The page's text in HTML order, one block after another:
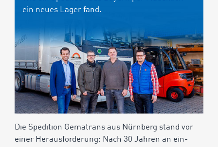
ein neues Lager fand.
Die Spedition Gematrans aus Nürnberg stand vor
einer Herausforderung: Nach 30 Jahren an ein-